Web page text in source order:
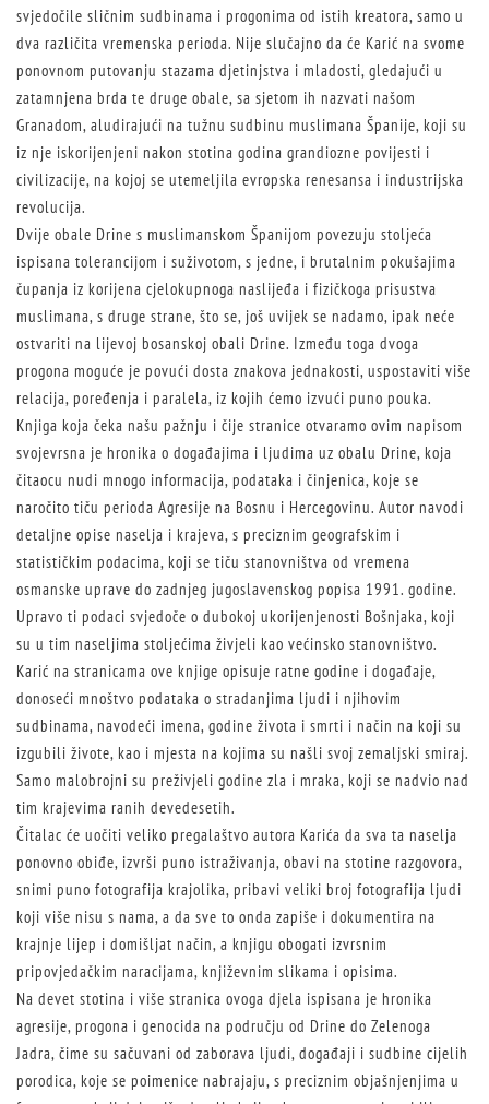
svjedočile sličnim sudbinama i progonima od istih kreatora, samo u
dva različita vremenska perioda. Nije slučajno da će Karić na svome
ponovnom putovanju stazama djetinjstva i mladosti, gledajući u
zatamnjena brda te druge obale, sa sjetom ih nazvati našom
Granadom, aludirajući na tužnu sudbinu muslimana Španije, koji su
iz nje iskorijenjeni nakon stotina godina grandiozne povijesti i
civilizacije, na kojoj se utemeljila evropska renesansa i industrijska
revolucija.
Dvije obale Drine s muslimanskom Španijom povezuju stoljeća
ispisana tolerancijom i suživotom, s jedne, i brutalnim pokušajima
čupanja iz korijena cjelokupnoga naslijeđa i fizičkoga prisustva
muslimana, s druge strane, što se, još uvijek se nadamo, ipak neće
ostvariti na lijevoj bosanskoj obali Drine. Između toga dvoga
progona moguće je povući dosta znakova jednakosti, uspostaviti više
relacija, poređenja i paralela, iz kojih ćemo izvući puno pouka.
Knjiga koja čeka našu pažnju i čije stranice otvaramo ovim napisom
svojevrsna je hronika o događajima i ljudima uz obalu Drine, koja
čitaocu nudi mnogo informacija, podataka i činjenica, koje se
naročito tiču perioda Agresije na Bosnu i Hercegovinu. Autor navodi
detaljne opise naselja i krajeva, s preciznim geografskim i
statističkim podacima, koji se tiču stanovništva od vremena
osmanske uprave do zadnjeg jugoslavenskog popisa 1991. godine.
Upravo ti podaci svjedoče o dubokoj ukorijenjenosti Bošnjaka, koji
su u tim naseljima stoljećima živjeli kao većinsko stanovništvo.
Karić na stranicama ove knjige opisuje ratne godine i događaje,
donoseći mnoštvo podataka o stradanjima ljudi i njihovim
sudbinama, navodeći imena, godine života i smrti i način na koji su
izgubili živote, kao i mjesta na kojima su našli svoj zemaljski smiraj.
Samo malobrojni su preživjeli godine zla i mraka, koji se nadvio nad
tim krajevima ranih devedesetih.
Čitalac će uočiti veliko pregalaštvo autora Karića da sva ta naselja
ponovno obiđe, izvrši puno istraživanja, obavi na stotine razgovora,
snimi puno fotografija krajolika, pribavi veliki broj fotografija ljudi
koji više nisu s nama, a da sve to onda zapiše i dokumentira na
krajnje lijep i domišljat način, a knjigu obogati izvrsnim
pripovjedačkim naracijama, književnim slikama i opisima.
Na devet stotina i više stranica ovoga djela ispisana je hronika
agresije, progona i genocida na području od Drine do Zelenoga
Jadra, čime su sačuvani od zaborava ljudi, događaji i sudbine cijelih
porodica, koje se poimenice nabrajaju, s preciznim objašnjenjima u